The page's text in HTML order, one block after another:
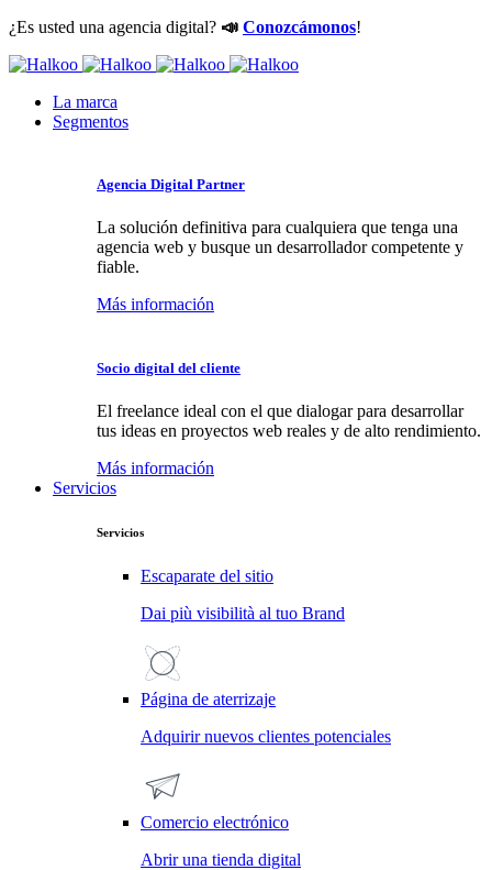
¿Es usted una agencia digital? 📣 Conozcámonos!
La marca
Segmentos
Agencia Digital Partner
La solución definitiva para cualquiera que tenga una
agencia web y busque un desarrollador competente y
fiable.
Más información
Socio digital del cliente
El freelance ideal con el que dialogar para desarrollar
tus ideas en proyectos web reales y de alto rendimiento.
Más información
Servicios
Servicios
Escaparate del sitio
Dai più visibilità al tuo Brand
Página de aterrizaje
Adquirir nuevos clientes potenciales
Comercio electrónico
Abrir una tienda digital